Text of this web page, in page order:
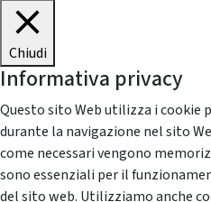
Chiudi
Informativa privacy
Questo sito Web utilizza i cookie
durante la navigazione nel sito
come necessari vengono
sono essenziali per il
del sito web. Utilizziamo anche